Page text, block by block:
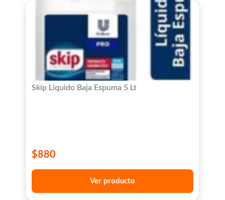
Skip Liquido Baja Espuma 5 Lt
$880
Ver producto